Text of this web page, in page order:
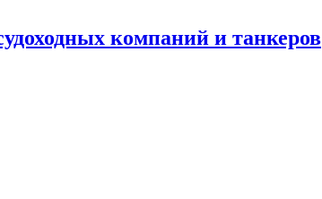
компаний и танкеров